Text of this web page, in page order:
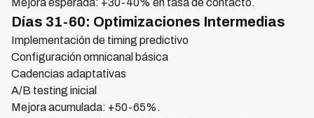
Mejora esperada: +30-40% en tasa de contacto.
Días 31-60: Optimizaciones Intermedias
Implementación de timing predictivo
Configuración omnicanal básica
Cadencias adaptativas
A/B testing inicial
Mejora acumulada: +50-65%.